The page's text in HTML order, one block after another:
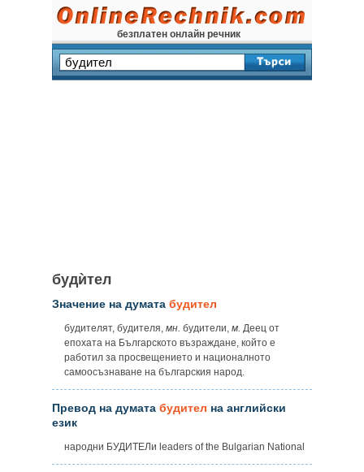
безплатен онлайн речник
будѝтел
Значение на думата будител
будителят, будителя, мн. будители, м. Деец от
епохата на Българското възраждане, който е
работил за просвещението и националното
самоосъзнаване на българския народ.
Превод на думата будител на английски
език
народни БУДИТЕЛи leaders of the Bulgarian National